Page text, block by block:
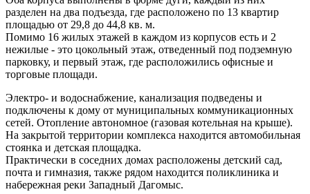
разделен на два подъезда, где расположено по 13 квартир
площадью от 29,8 до 44,8 кв. м.
Помимо 16 жилых этажей в каждом из корпусов есть и 2
нежилые - это цокольный этаж, отведенный под подземную
парковку, и первый этаж, где расположились офисные и
торговые площади.
Электро- и водоснабжение, канализация подведены и
подключены к дому от муниципальных коммуникационных
сетей. Отопление автономное (газовая котельная на крыше).
На закрытой территории комплекса находится автомобильная
стоянка и детская площадка.
Практически в соседних домах расположены детский сад,
почта и гимназия, также рядом находится поликлиника и
набережная реки Западный Дагомыс.